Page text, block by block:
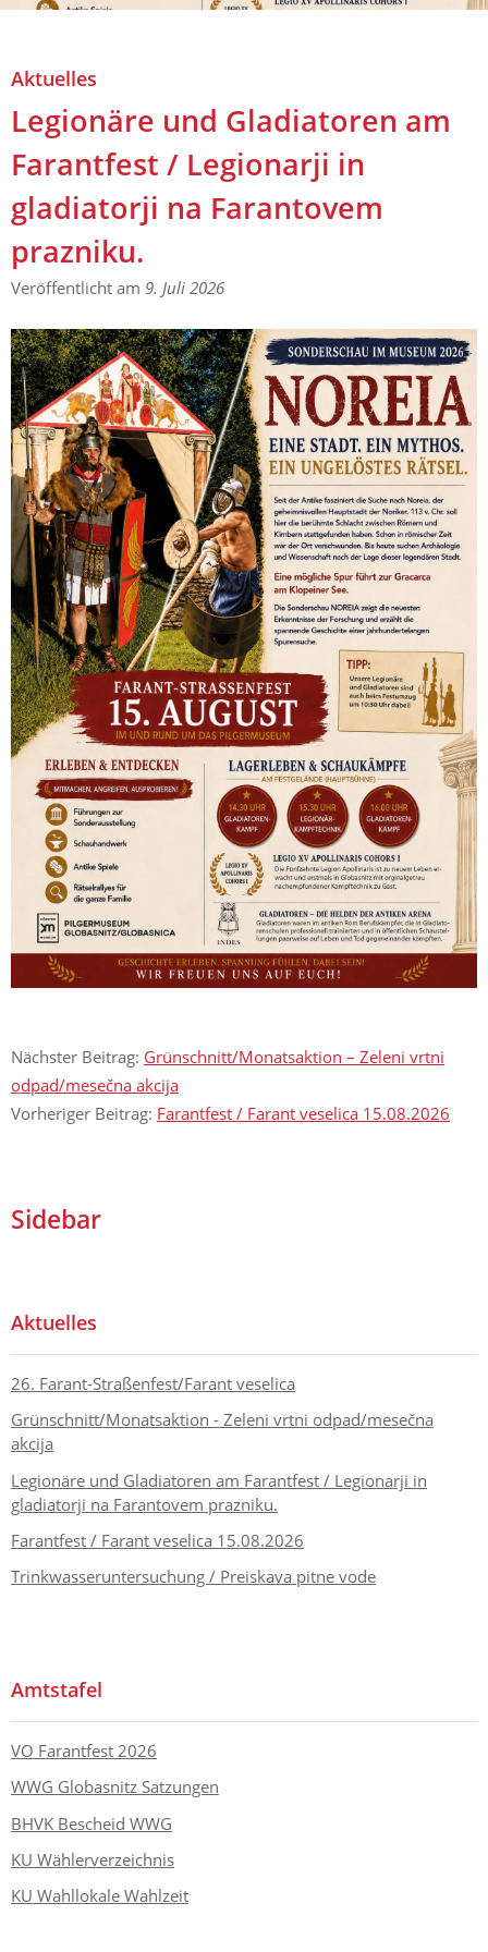
gladiatorji na Farantovem prazniku.
Aktuelles
Legionäre und Gladiatoren am
Farantfest / Legionarji in
gladiatorji na Farantovem
prazniku.
Veröffentlicht am 9. Juli 2026
Nächster Beitrag: Grünschnitt/Monatsaktion – Zeleni vrtni
odpad/mesečna akcija
Vorheriger Beitrag: Farantfest / Farant veselica 15.08.2026
Sidebar
Aktuelles
26. Farant-Straßenfest/Farant veselica
Grünschnitt/Monatsaktion - Zeleni vrtni odpad/mesečna
akcija
Legionäre und Gladiatoren am Farantfest / Legionarji in
gladiatorji na Farantovem prazniku.
Farantfest / Farant veselica 15.08.2026
Trinkwasseruntersuchung / Preiskava pitne vode
Amtstafel
VO Farantfest 2026
WWG Globasnitz Satzungen
BHVK Bescheid WWG
KU Wählerverzeichnis
KU Wahllokale Wahlzeit